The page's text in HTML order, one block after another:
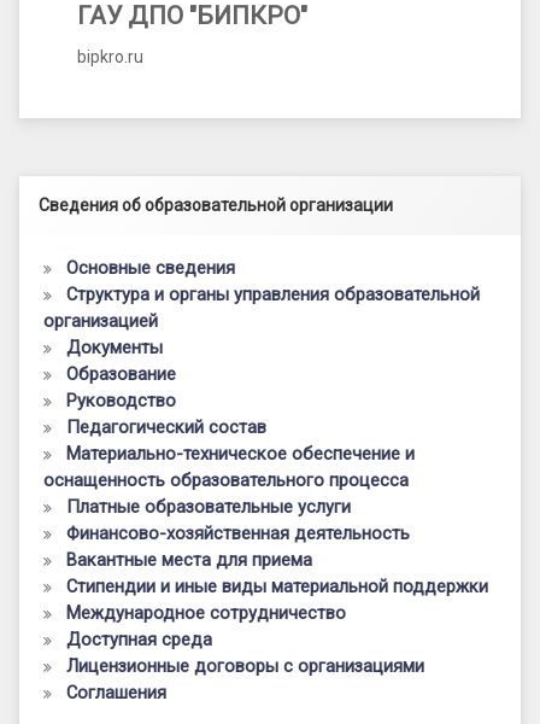
ГАУ ДПО "БИПКРО"
bipkro.ru
Левый сайдбар
Сведения об образовательной организации
Основные сведения
Структура и органы управления образовательной
организацией
Документы
Образование
Руководство
Педагогический состав
Материально-техническое обеспечение и
оснащенность образовательного процесса
Платные образовательные услуги
Финансово-хозяйственная деятельность
Вакантные места для приема
Стипендии и иные виды материальной поддержки
Международное сотрудничество
Доступная среда
Лицензионные договоры с организациями
Соглашения